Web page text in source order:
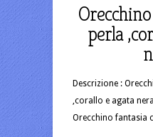
perla
Descrizione :
,corallo e agata
Orecchino fantasia